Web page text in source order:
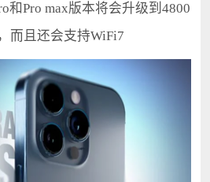
Pro max版本将会升级到4800
而且还会支持WiFi7